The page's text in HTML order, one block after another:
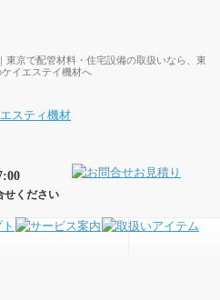
東京で配管材料・住宅設備の取扱いなら、東
イエステイ機材へ
せください